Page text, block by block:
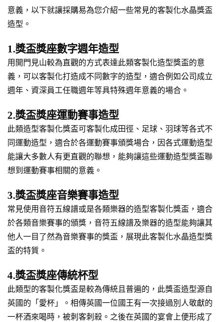
意義，以下就讓採購易為您介紹一些常見的客製化水晶獎盃
造型。
1.獎盃獎座數字週年造型
用開門見山較為直觀的方式表達此類客製化造型獎盃的意
義，可以客製化打造成不同數字的造型，適合例如公司成立
週年、資深員工任職週年等具特殊週年意義的場合。
2.獎盃獎座運動賽事造型
此類造型客製化獎盃可客製化成田徑、足球、羽球等各式不
同運動造型，適合於各運動賽事頒獎場合，因各式運動造型
能讓大多數人有更直觀的聯想，能夠讓這些運動造型獎盃聯
想到運動賽事相關的意義。
3.獎盃獎座音樂賽事造型
常見使用音符五線譜或是各類樂器的造型客製化獎盃，適合
於各類音樂賽事的頒獎，音符五線譜及樂器的造型能夠讓其
他人一目了然為音樂賽事的獎盃，展現此客製化水晶造型獎
盃的特質。
4.獎盃獎座傳統杯型
此類型的客製化獎盃是較為傳統且普遍的，此獎盃造型源自
英國的「愛杯」。相傳英國一位國王有一次接過別人敬獻的
一杯酒來喝時，被刺客刺殺。之後在英國的宴會上便形成了